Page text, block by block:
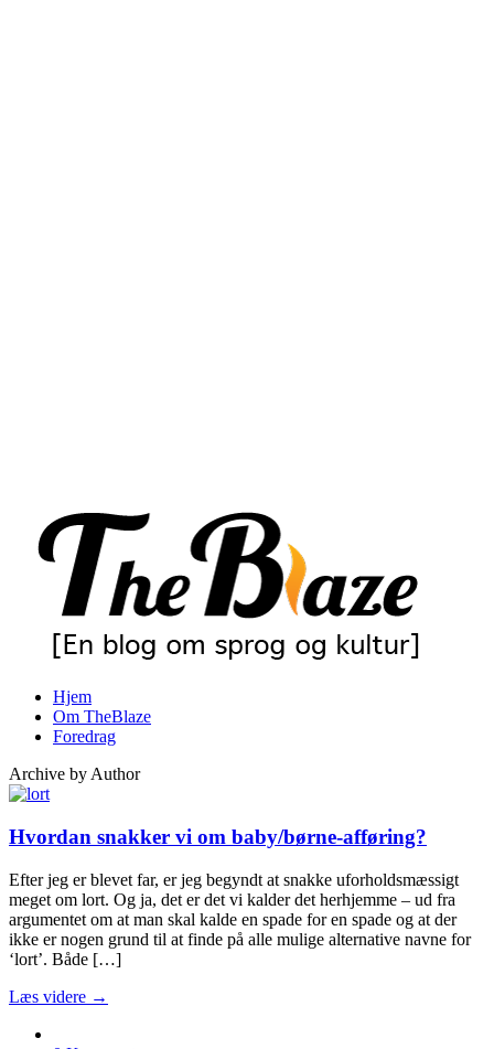
Hjem
Om TheBlaze
Foredrag
Archive by Author
Hvordan snakker vi om baby/børne-afføring?
Efter jeg er blevet far, er jeg begyndt at snakke uforholdsmæssigt
meget om lort. Og ja, det er det vi kalder det herhjemme – ud fra
argumentet om at man skal kalde en spade for en spade og at der
ikke er nogen grund til at finde på alle mulige alternative navne for
‘lort’. Både […]
Læs videre →